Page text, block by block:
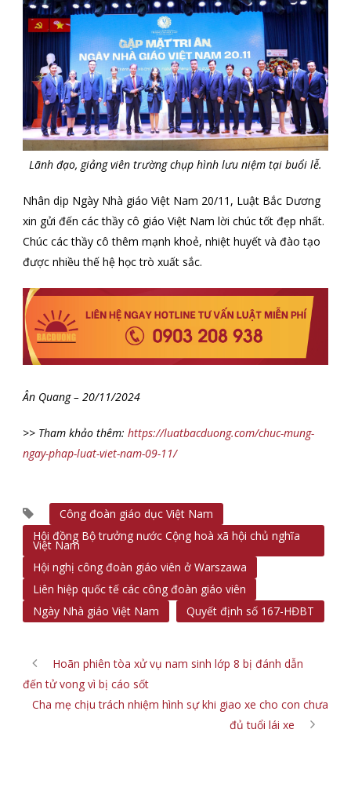
Lãnh đạo, giảng viên trường chụp hình lưu niệm tại buổi lễ.
Nhân dịp Ngày Nhà giáo Việt Nam 20/11, Luật Bắc Dương
xin gửi đến các thầy cô giáo Việt Nam lời chúc tốt đẹp nhất.
Chúc các thầy cô thêm mạnh khoẻ, nhiệt huyết và đào tạo
được nhiều thế hệ học trò xuất sắc.
Ân Quang – 20/11/2024
>> Tham khảo thêm: https://luatbacduong.com/chuc-mung-
ngay-phap-luat-viet-nam-09-11/
Công đoàn giáo dục Việt Nam
Hội đồng Bộ trưởng nước Cộng hoà xã hội chủ nghĩa
Việt Nam
Hội nghị công đoàn giáo viên ở Warszawa
Liên hiệp quốc tế các công đoàn giáo viên
Ngày Nhà giáo Việt Nam
Quyết định số 167-HĐBT
Hoãn phiên tòa xử vụ nam sinh lớp 8 bị đánh dẫn
đến tử vong vì bị cáo sốt
Cha mẹ chịu trách nhiệm hình sự khi giao xe cho con chưa
đủ tuổi lái xe